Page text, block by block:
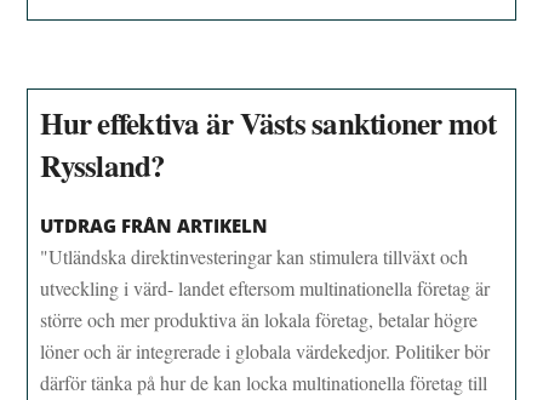
Hur effektiva är Västs sanktioner mot
Ryssland?
UTDRAG FRÅN ARTIKELN
"Utländska direktinvesteringar kan stimulera tillväxt och
utveckling i värd- landet eftersom multinationella företag är
större och mer produktiva än lokala företag, betalar högre
löner och är integrerade i globala värdekedjor. Politiker bör
därför tänka på hur de kan locka multinationella företag till